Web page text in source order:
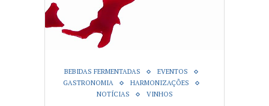
BEBIDAS FERMENTADAS
EVENTOS
GASTRONOMIA
HARMONIZAÇÕES
NOTÍCIAS
VINHOS